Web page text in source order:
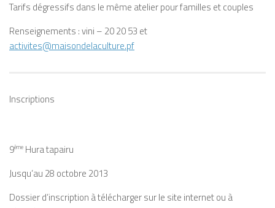
Tarifs dégressifs dans le même atelier pour familles et couples
Renseignements : vini – 20 20 53 et
activites@maisondelaculture.pf
Inscriptions
9ème Hura tapairu
Jusqu’au 28 octobre 2013
Dossier d’inscription à téléchargersur le site internetou à